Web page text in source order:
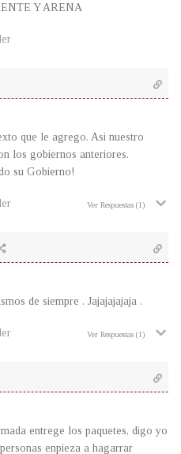
Y ARENA
que le agrego. Asi nuestro
los gobiernos anteriores.
su Gobierno!
Ver Respuestas (1)
de siempre . Jajajajajaja .
Ver Respuestas (1)
entrege los paquetes, digo yo
enpieza a hagarrar